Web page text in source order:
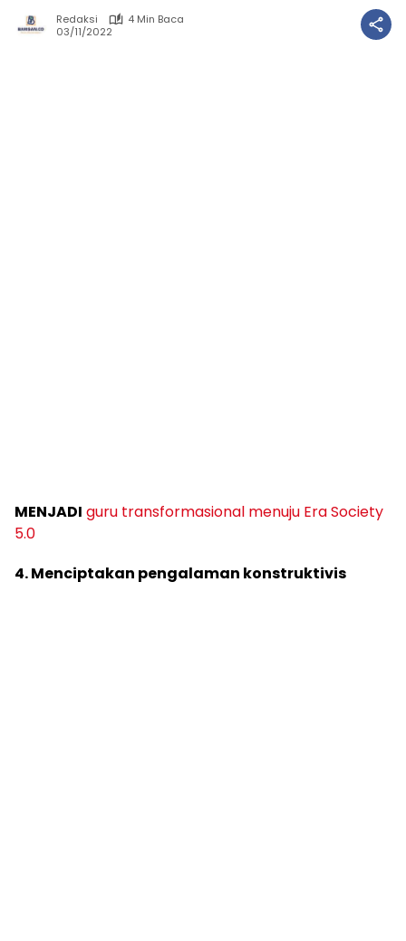
Redaksi
4 Min Baca
03/11/2022
MENJADI guru transformasional menuju Era Society
5.0
4. Menciptakan pengalaman konstruktivis